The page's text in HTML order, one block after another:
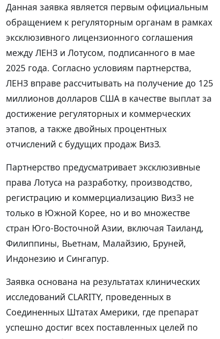
Данная заявка является первым официальным
обращением к регуляторным органам в рамках
эксклюзивного лицензионного соглашения
между ЛЕНЗ и Лотусом, подписанного в мае
2025 года. Согласно условиям партнерства,
ЛЕНЗ вправе рассчитывать на получение до 125
миллионов долларов США в качестве выплат за
достижение регуляторных и коммерческих
этапов, а также двойных процентных
отчислений с будущих продаж ВизЗ.
Партнерство предусматривает эксклюзивные
права Лотуса на разработку, производство,
регистрацию и коммерциализацию ВизЗ не
только в Южной Корее, но и во множестве
стран Юго-Восточной Азии, включая Таиланд,
Филиппины, Вьетнам, Малайзию, Бруней,
Индонезию и Сингапур.
Заявка основана на результатах клинических
исследований CLARITY, проведенных в
Соединенных Штатах Америки, где препарат
успешно достиг всех поставленных целей по